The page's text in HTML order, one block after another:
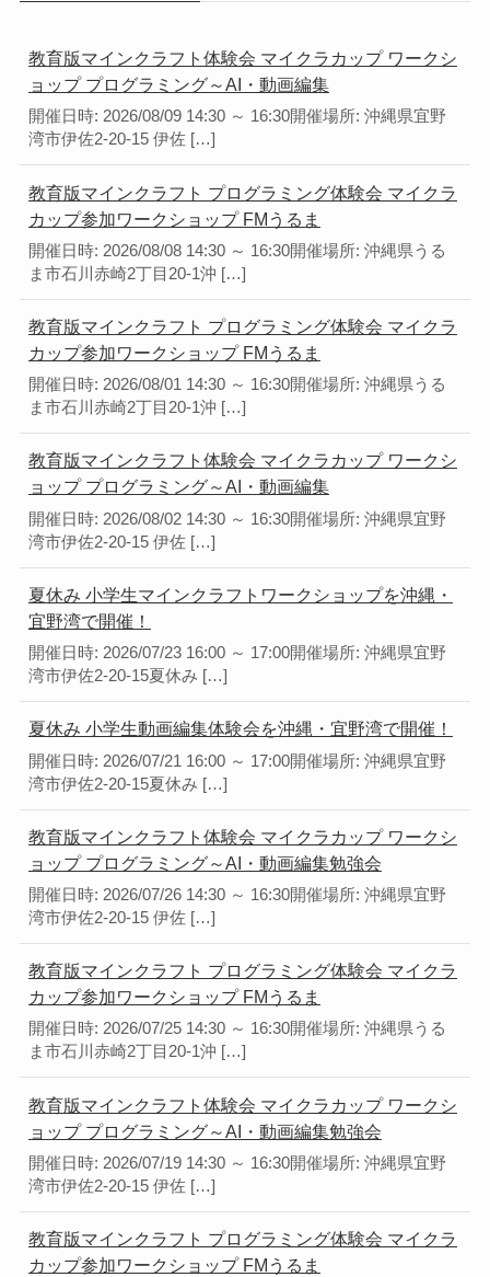
教育版マインクラフト体験会 マイクラカップ ワークシ
ョップ プログラミング～AI・動画編集
開催日時: 2026/08/09 14:30 ～ 16:30開催場所: 沖縄県宜野
湾市伊佐2-20-15 伊佐 […]
教育版マインクラフト プログラミング体験会 マイクラ
カップ参加ワークショップ FMうるま
開催日時: 2026/08/08 14:30 ～ 16:30開催場所: 沖縄県うる
ま市石川赤崎2丁目20-1沖 […]
教育版マインクラフト プログラミング体験会 マイクラ
カップ参加ワークショップ FMうるま
開催日時: 2026/08/01 14:30 ～ 16:30開催場所: 沖縄県うる
ま市石川赤崎2丁目20-1沖 […]
教育版マインクラフト体験会 マイクラカップ ワークシ
ョップ プログラミング～AI・動画編集
開催日時: 2026/08/02 14:30 ～ 16:30開催場所: 沖縄県宜野
湾市伊佐2-20-15 伊佐 […]
夏休み 小学生マインクラフトワークショップを沖縄・
宜野湾で開催！
開催日時: 2026/07/23 16:00 ～ 17:00開催場所: 沖縄県宜野
湾市伊佐2-20-15夏休み […]
夏休み 小学生動画編集体験会を沖縄・宜野湾で開催！
開催日時: 2026/07/21 16:00 ～ 17:00開催場所: 沖縄県宜野
湾市伊佐2-20-15夏休み […]
教育版マインクラフト体験会 マイクラカップ ワークシ
ョップ プログラミング～AI・動画編集勉強会
開催日時: 2026/07/26 14:30 ～ 16:30開催場所: 沖縄県宜野
湾市伊佐2-20-15 伊佐 […]
教育版マインクラフト プログラミング体験会 マイクラ
カップ参加ワークショップ FMうるま
開催日時: 2026/07/25 14:30 ～ 16:30開催場所: 沖縄県うる
ま市石川赤崎2丁目20-1沖 […]
教育版マインクラフト体験会 マイクラカップ ワークシ
ョップ プログラミング～AI・動画編集勉強会
開催日時: 2026/07/19 14:30 ～ 16:30開催場所: 沖縄県宜野
湾市伊佐2-20-15 伊佐 […]
教育版マインクラフト プログラミング体験会 マイクラ
カップ参加ワークショップ FMうるま